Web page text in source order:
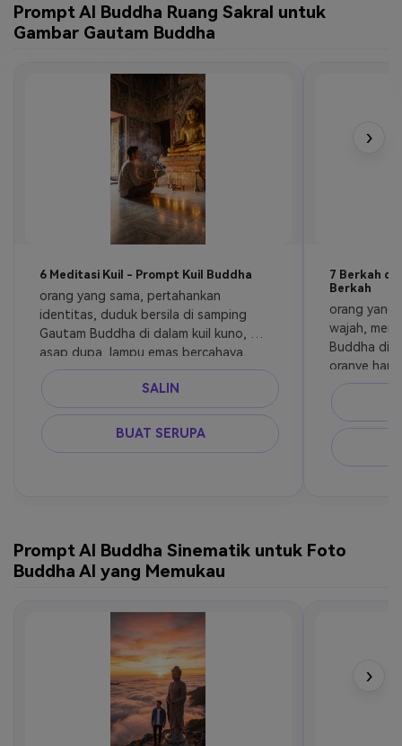
Prompt AI Buddha Ruang Sakral untuk
Gambar Gautam Buddha
6 Meditasi Kuil - Prompt Kuil Buddha
orang yang sama, pertahankan
identitas, duduk bersila di samping
Gautam Buddha di dalam kuil kuno,
asap dupa, lampu emas bercahaya,
pantulan lantai marmer, suasana
spiritual, ultra realistis
SALIN
BUAT SERUPA
7 Berkah di
Berkah
orang yang
wajah,
Buddha di
oranye
sinematik,
›
Prompt AI Buddha Sinematik untuk Foto
Buddha AI yang Memukau
›